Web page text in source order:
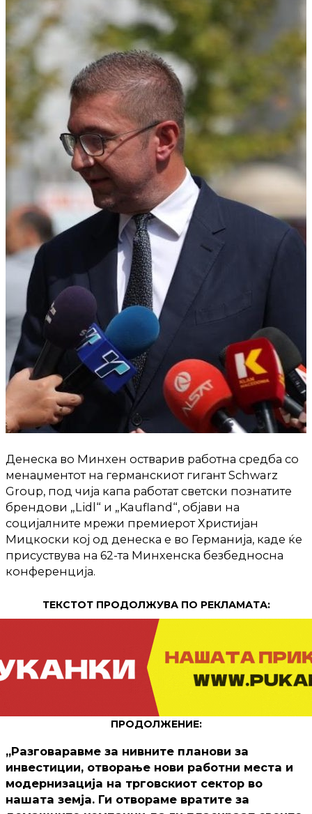
Денеска во Минхен остварив работна средба со
менаџментот на германскиот гигант Schwarz
Group, под чија капа работат светски познатите
брендови „Lidl“ и „Kaufland“, објави на
социјалните мрежи премиерот Христијан
Мицкоски кој од денеска е во Германија, каде ќе
присуствува на 62-та Минхенска безбедносна
конференција.
ТЕКСТОТ ПРОДОЛЖУВА ПО РЕКЛАМАТА:
ПРОДОЛЖЕНИЕ:
„Разговаравме за нивните планови за
инвестиции, отворање нови работни места и
модернизација на трговскиот сектор во
нашата земја. Ги отвораме вратите за